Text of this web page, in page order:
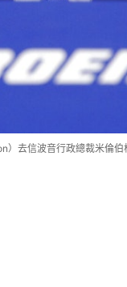
）去信波音行政總裁米倫